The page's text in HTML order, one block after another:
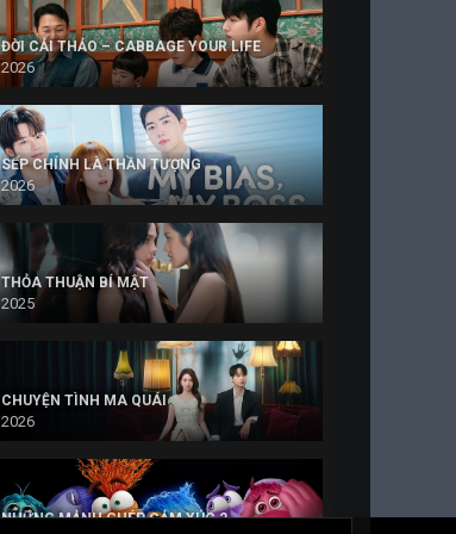
ĐỜI CẢI THẢO – CABBAGE YOUR LIFE
2026
SẾP CHÍNH LÀ THẦN TƯỢNG
2026
THỎA THUẬN BÍ MẬT
2025
CHUYỆN TÌNH MA QUÁI
2026
NHỮNG MẢNH GHÉP CẢM XÚC 2